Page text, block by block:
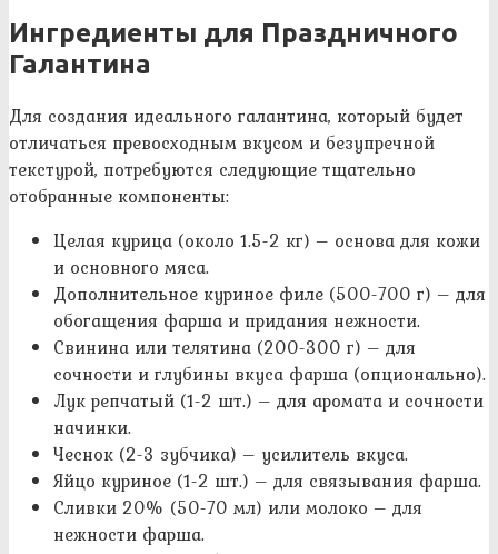
Ингредиенты для Праздничного
Галантина
Для создания идеального галантина, который будет
отличаться превосходным вкусом и безупречной
текстурой, потребуются следующие тщательно
отобранные компоненты:
Целая курица (около 1.5-2 кг) – основа для кожи
и основного мяса.
Дополнительное куриное филе (500-700 г) – для
обогащения фарша и придания нежности.
Свинина или телятина (200-300 г) – для
сочности и глубины вкуса фарша (опционально).
Лук репчатый (1-2 шт.) – для аромата и сочности
начинки.
Чеснок (2-3 зубчика) – усилитель вкуса.
Яйцо куриное (1-2 шт.) – для связывания фарша.
Сливки 20% (50-70 мл) или молоко – для
нежности фарша.